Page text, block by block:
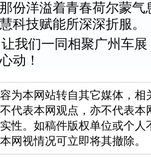
份洋溢着青春荷尔蒙
科技赋能所深深折服。
我们一同相聚广州车
动！
为本网站转自其它媒体，
代表本网观点，亦不代表
性。如稿件版权单位或个
网视情况可立即将其撤除。